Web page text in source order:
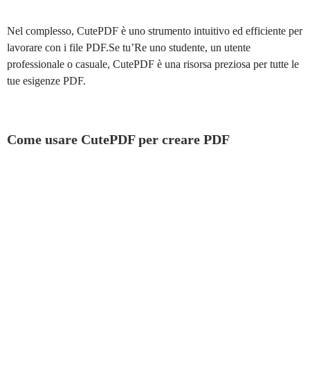
Nel complesso, CutePDF è uno strumento intuitivo ed efficiente per
lavorare con i file PDF.Se tu’Re uno studente, un utente
professionale o casuale, CutePDF è una risorsa preziosa per tutte le
tue esigenze PDF.
Come usare CutePDF per creare PDF